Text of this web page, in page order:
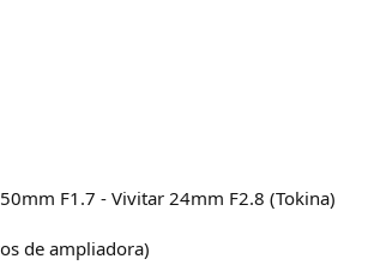
F1.7 - Vivitar 24mm F2.8 (Tokina)
de ampliadora)